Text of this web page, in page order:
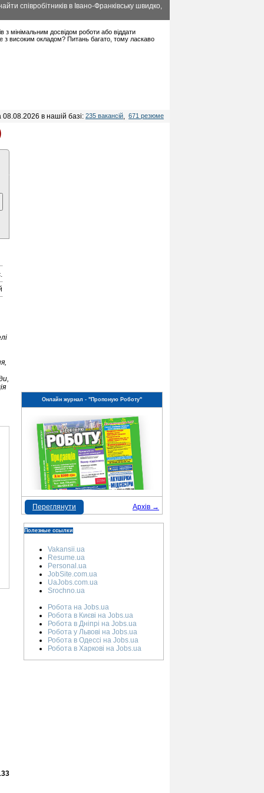
співробітників в Івано-Франківську швидко,
з мінімальним досвідом роботи або віддати
з високим окладом? Питань багато, тому ласкаво
08.08.2026 в нашій базі: 235 вакансій, 671 резюме
Онлайн журнал - "Пропоную Роботу"
Архів →
Переглянути
Полезные ссылки
Vakansii.ua
Resume.ua
Personal.ua
JobSite.com.ua
UaJobs.com.ua
Srochno.ua
Робота на Jobs.ua
Робота в Києві на Jobs.ua
Робота в Дніпрі на Jobs.ua
Робота у Львові на Jobs.ua
Робота в Одессі на Jobs.ua
Робота в Харкові на Jobs.ua